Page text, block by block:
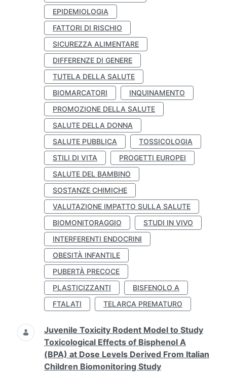
EPIDEMIOLOGIA
FATTORI DI RISCHIO
SICUREZZA ALIMENTARE
DIFFERENZE DI GENERE
TUTELA DELLA SALUTE
BIOMARCATORI
INQUINAMENTO
PROMOZIONE DELLA SALUTE
SALUTE DELLA DONNA
SALUTE PUBBLICA
TOSSICOLOGIA
STILI DI VITA
PROGETTI EUROPEI
SALUTE DEL BAMBINO
SOSTANZE CHIMICHE
VALUTAZIONE IMPATTO SULLA SALUTE
BIOMONITORAGGIO
STUDI IN VIVO
INTERFERENTI ENDOCRINI
OBESITÀ INFANTILE
PUBERTÀ PRECOCE
PLASTICIZZANTI
BISFENOLO A
FTALATI
TELARCA PREMATURO
Juvenile Toxicity Rodent Model to Study
Toxicological Effects of Bisphenol A
(BPA) at Dose Levels Derived From Italian
Children Biomonitoring Study